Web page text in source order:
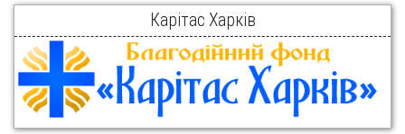
Карітас Харків